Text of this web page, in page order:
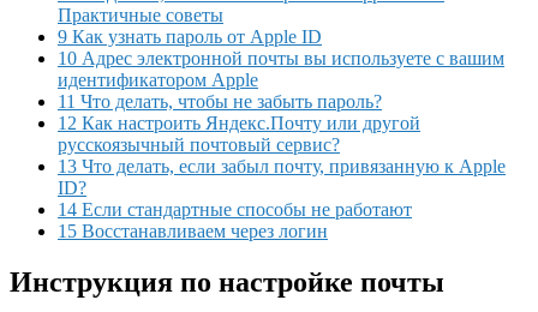
Практичные советы
9 Как узнать пароль от Apple ID
10 Адрес электронной почты вы используете с вашим
идентификатором Apple
11 Что делать, чтобы не забыть пароль?
12 Как настроить Яндекс.Почту или другой
русскоязычный почтовый сервис?
13 Что делать, если забыл почту, привязанную к Apple
ID?
14 Если стандартные способы не работают
15 Восстанавливаем через логин
Инструкция по настройке почты